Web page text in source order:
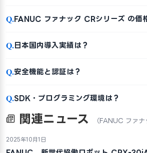
Q.FANUC ファナック CRシリーズ の価
Q.日本国内導入実績は？
Q.安全機能と認証は？
Q.SDK・プログラミング環境は？
関連ニュース （FANUC ファナ
2025年10月1日